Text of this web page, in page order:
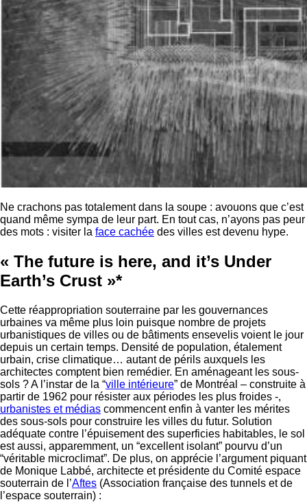
Ne crachons pas totalement dans la soupe : avouons que c’est
quand même sympa de leur part. En tout cas, n’ayons pas peur
des mots : visiter la face cachée des villes est devenu hype.
« The future is here, and it’s Under
Earth’s Crust »*
Cette réappropriation souterraine par les gouvernances
urbaines va même plus loin puisque nombre de projets
urbanistiques de villes ou de bâtiments ensevelis voient le jour
depuis un certain temps. Densité de population, étalement
urbain, crise climatique… autant de périls auxquels les
architectes comptent bien remédier. En aménageant les sous-
sols ? A l’instar de la “ville intérieure” de Montréal – construite à
partir de 1962 pour résister aux périodes les plus froides -,
urbanistes et médias commencent enfin à vanter les mérites
des sous-sols pour construire les villes du futur. Solution
adéquate contre l’épuisement des superficies habitables, le sol
est aussi, apparemment, un “excellent isolant” pourvu d’un
“véritable microclimat”. De plus, on apprécie l’argument piquant
de Monique Labbé, architecte et présidente du Comité espace
souterrain de l’Aftes (Association française des tunnels et de
l’espace souterrain) :